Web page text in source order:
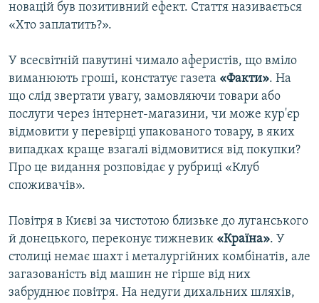
новацій був позитивний ефект. Стаття називається
«Хто заплатить?».
У всесвітній павутині чимало аферистів, що вміло
виманюють гроші, констатує газета «Факти». На
що слід звертати увагу, замовляючи товари або
послуги через інтернет-магазини, чи може кур'єр
відмовити у перевірці упакованого товару, в яких
випадках краще взагалі відмовитися від покупки?
Про це видання розповідає у рубриці «Клуб
споживачів».
Повітря в Києві за чистотою близьке до луганського
й донецького, переконує тижневик «Країна». У
столиці немає шахт і металургійних комбінатів, але
загазованість від машин не гірше від них
забруднює повітря. На недуги дихальних шляхів,